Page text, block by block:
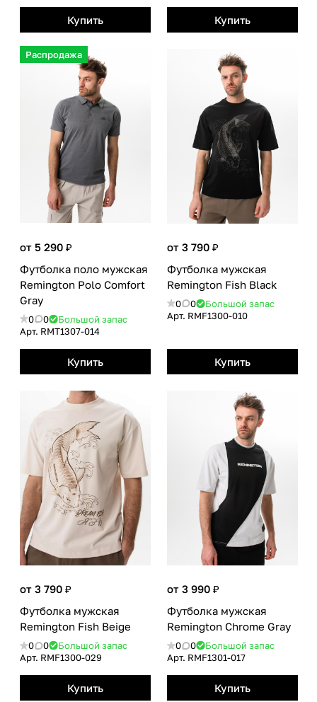
Купить Купить
Распродажа
от 5 290 ₽
Футболка поло мужская
Remington Polo Сomfort
Gray
0 0
Большой запас
Арт. RMТ1307-014
Купить
от 3 790 ₽
Футболка мужская
Remington Fish Black
0 0
Большой запас
Арт. RMF1300-010
Купить
от 3 790 ₽
Футболка мужская
Remington Fish Beige
0 0
Большой запас
Арт. RMF1300-029
Купить
от 3 990 ₽
Футболка мужская
Remington Сhrome Gray
0 0
Большой запас
Арт. RMF1301-017
Купить